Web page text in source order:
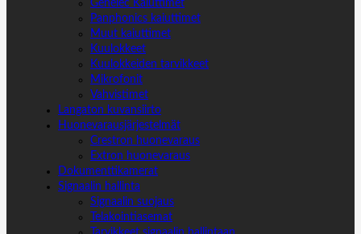
Genelec Kaiuttimet
Panphonics kaiuttimet
Muut kaiuttimet
Kuulokkeet
Kuulokkeiden tarvikkeet
Mikrofonit
Vahvistimet
Langaton kuvansiirto
Huonevarausjärjestelmät
Crestron huonevaraus
Extron huonevaraus
Dokumenttikamerat
Signaalin hallinta
Signaalin suojaus
Telakointiasemat